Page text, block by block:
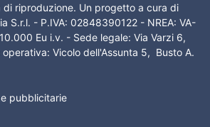
di riproduzione. Un progetto a cura di
S.r.l. - P.IVA: 02848390122 - NREA: VA-
Eu i.v. - Sede legale: Via Varzi 6,
operativa: Vicolo dell'Assunta 5, Busto A.
pubblicitarie